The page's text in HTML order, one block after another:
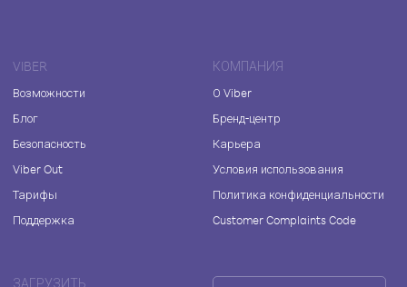
VIBER
Возможности
Блог
Безопасность
Viber Out
Тарифы
Поддержка
КОМПАНИЯ
О Viber
Бренд-центр
Карьера
Условия использования
Политика конфиденциальности
Customer Complaints Code
ЗАГРУЗИТЬ